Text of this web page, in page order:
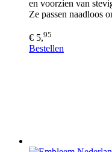
en voorzien van
Ze passen naadloos
€ 5,95
Bestellen